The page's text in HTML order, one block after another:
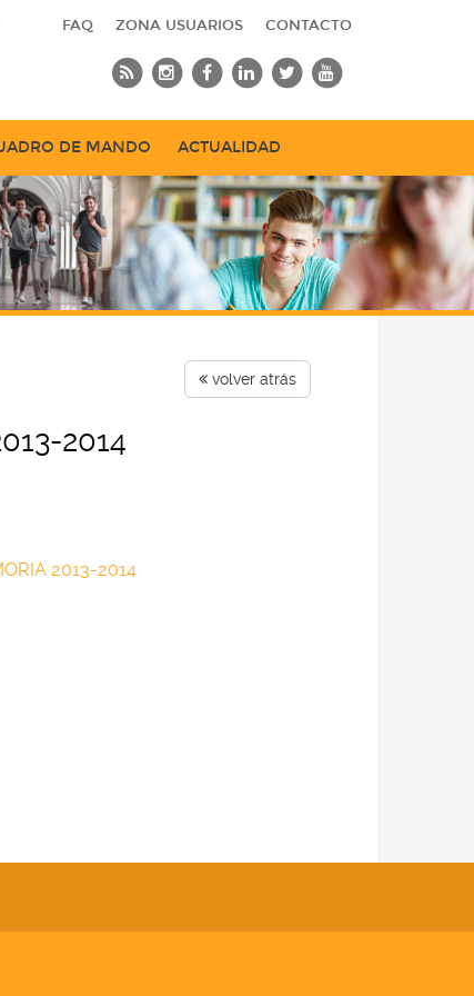
FAQ ZONA USUARIOS CONTACTO
DE MANDO ACTUALIDAD
volver atrás
2014
2013-2014